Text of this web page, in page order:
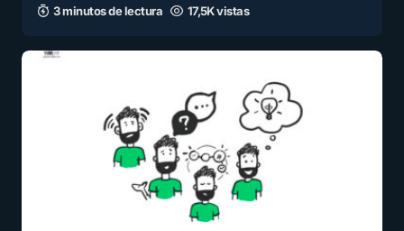
3 minutos de lectura 17,5K vistas